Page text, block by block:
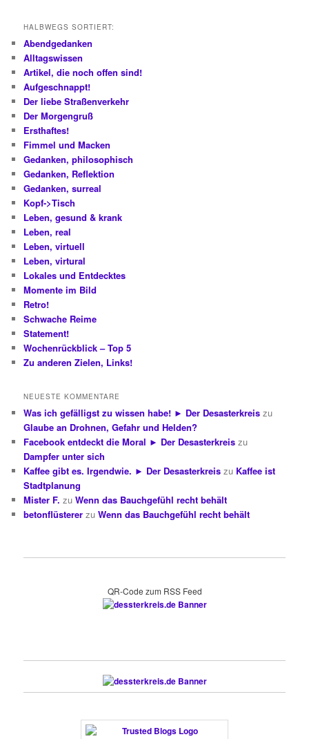
HALBWEGS SORTIERT:
Abendgedanken
Alltagswissen
Artikel, die noch offen sind!
Aufgeschnappt!
Der liebe Straßenverkehr
Der Morgengruß
Ersthaftes!
Fimmel und Macken
Gedanken, philosophisch
Gedanken, Reflektion
Gedanken, surreal
Kopf->Tisch
Leben, gesund & krank
Leben, real
Leben, virtuell
Leben, virtural
Lokales und Entdecktes
Momente im Bild
Retro!
Schwache Reime
Statement!
Wochenrückblick – Top 5
Zu anderen Zielen, Links!
NEUESTE KOMMENTARE
Was ich gefälligst zu wissen habe! ► Der Desasterkreis zu
Glaube an Drohnen, Gefahr und Helden?
Facebook entdeckt die Moral ► Der Desasterkreis zu
Dampfer unter sich
Kaffee gibt es. Irgendwie. ► Der Desasterkreis zu Kaffee ist
Stadtplanung
Mister F. zuWenn das Bauchgefühl recht behält
betonflüsterer zuWenn das Bauchgefühl recht behält
QR-Code zum RSS Feed